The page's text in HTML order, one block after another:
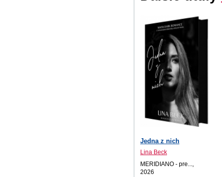
Jedna z nich
Lina Beck
MERIDIANO - pre...,
2026